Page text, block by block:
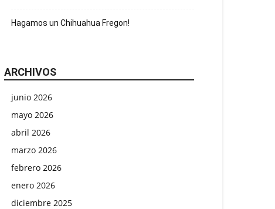
Hagamos un Chihuahua Fregon!
ARCHIVOS
junio 2026
mayo 2026
abril 2026
marzo 2026
febrero 2026
enero 2026
diciembre 2025